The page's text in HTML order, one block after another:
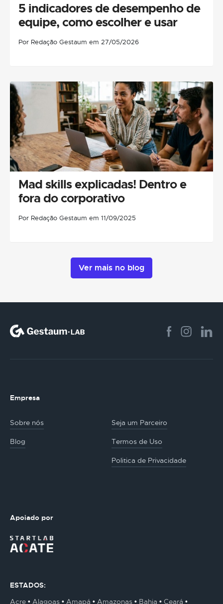
5 indicadores de desempenho de
equipe, como escolher e usar
Por Redação Gestaum em 27/05/2026
Mad skills explicadas! Dentro e
fora do corporativo
Por Redação Gestaum em 11/09/2025
Ver mais no blog
Empresa
Sobre nós Seja um Parceiro
Blog Termos de Uso
Politica de Privacidade
Apoiado por
ESTADOS:
Acre
Alagoas Amapá Amazonas Bahia Ceará